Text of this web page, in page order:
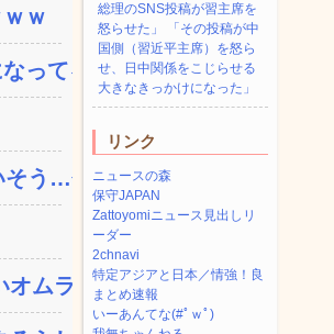
ｗ
なってる…...
そう…会...
オムライ...
総理のSNS投稿が習主席を
怒らせた」 「その投稿が中
国側（習近平主席）を怒ら
せ、日中関係をこじらせる
大きなきっかけになった」
リンク
ニュースの森
保守JAPAN
Zattoyomiニュース見出しリ
ーダー
2chnavi
特定アジアと日本／情強！良
まとめ速報
いーあんてな(#ﾟｗﾟ)